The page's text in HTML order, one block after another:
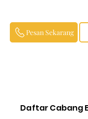
Pesan Sekarang
Daftar Cabang